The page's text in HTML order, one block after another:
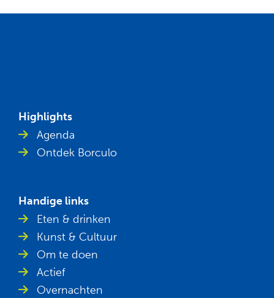
Highlights
Agenda
Ontdek Borculo
Handige links
Eten & drinken
Kunst & Cultuur
Om te doen
Actief
Overnachten